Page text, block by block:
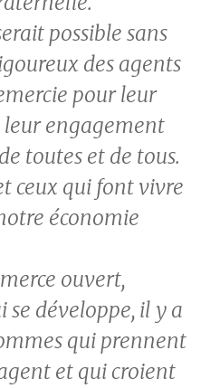
possible sans
des agents
pour leur
engagement
toutes et de tous.
ceux qui font vivre
économie
ouvert,
se développe, il y a
qui prennent
et qui croient